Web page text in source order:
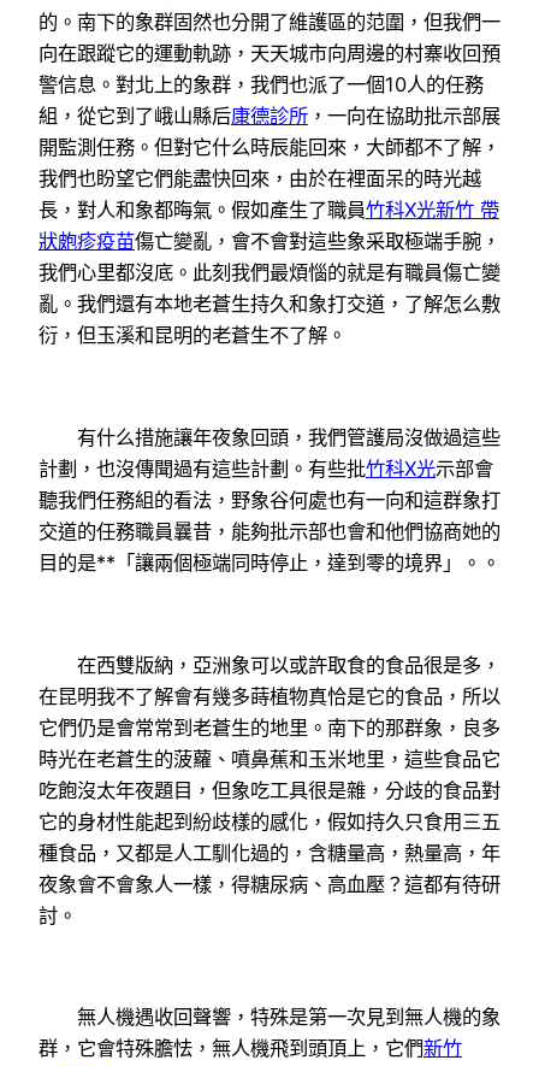
的。南下的象群固然也分開了維護區的范圍，但我們一
向在跟蹤它的運動軌跡，天天城市向周邊的村寨收回預
警信息。對北上的象群，我們也派了一個10人的任務
組，從它到了峨山縣后康德診所 ，一向在協助批示部展
開監測任務。但對它什么時辰能回來，大師都不了解，
我們也盼望它們能盡快回來，由於在裡面呆的時光越
長，對人和象都晦氣。假如產生了職員竹科X光新竹 帶
狀皰疹疫苗傷亡變亂，會不會對這些象采取極端手腕，
我們心里都沒底。此刻我們最煩惱的就是有職員傷亡變
亂。我們還有本地老蒼生持久和象打交道，了解怎么敷
衍，但玉溪和昆明的老蒼生不了解。
有什么措施讓年夜象回頭，我們管護局沒做過這些
計劃，也沒傳聞過有這些計劃。有些批竹科X光示部會
聽我們任務組的看法，野象谷何處也有一向和這群象打
交道的任務職員曩昔，能夠批示部也會和他們協商她的
目的是**「讓兩個極端同時停止，達到零的境界」。。
在西雙版納，亞洲象可以或許取食的食品很是多，
在昆明我不了解會有幾多蒔植物真恰是它的食品，所以
它們仍是會常常到老蒼生的地里。南下的那群象，良多
時光在老蒼生的菠蘿、噴鼻蕉和玉米地里，這些食品它
吃飽沒太年夜題目，但象吃工具很是雜，分歧的食品對
它的身材性能起到紛歧樣的感化，假如持久只食用三五
種食品，又都是人工馴化過的，含糖量高，熱量高，年
夜象會不會象人一樣，得糖尿病、高血壓？這都有待研
討。
無人機遇收回聲響，特殊是第一次見到無人機的象
群，它會特殊膽怯，無人機飛到頭頂上，它們新竹